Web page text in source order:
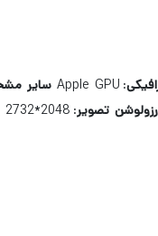
:
Apple GPU سایر
رزولوشن تصویر: 2048*2732 پیکسل